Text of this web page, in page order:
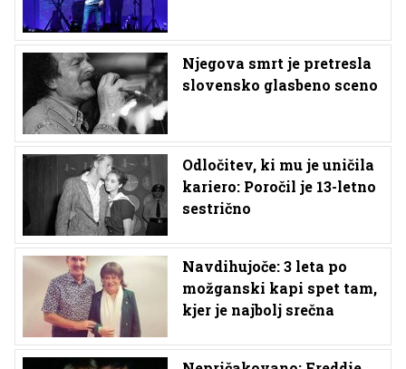
Njegova smrt je pretresla
slovensko glasbeno sceno
Odločitev, ki mu je uničila
kariero: Poročil je 13-letno
sestrično
Navdihujoče: 3 leta po
možganski kapi spet tam,
kjer je najbolj srečna